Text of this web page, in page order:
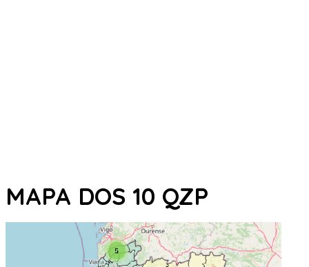
MAPA DOS 10 QZP